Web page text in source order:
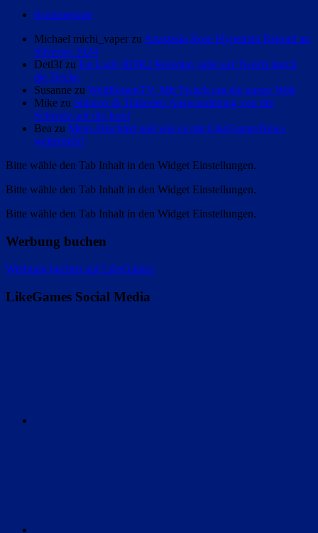
Kommentare
Michael michi_vaper zuAnastasia Rose Hypetrain Rekord an
Silvester 2024
Detl3f zu Fat Lady RDR2 Roleplay geht auf Twitch durch
die Decke
Susanne zu WeltReisenTV: Mit Twitch um die ganze Welt
Mike zu Shlorox & Tinkerleo Auswanderung von der
Schweiz auf die Insel
Bea zu Mein Abschied und wie es mit LikeGamesNews
weitergeht!
Bitte wähle den Tab Inhalt in den Widget Einstellungen.
Bitte wähle den Tab Inhalt in den Widget Einstellungen.
Bitte wähle den Tab Inhalt in den Widget Einstellungen.
Werbung buchen
Werbung buchen auf LikeGames
LikeGames Social Media